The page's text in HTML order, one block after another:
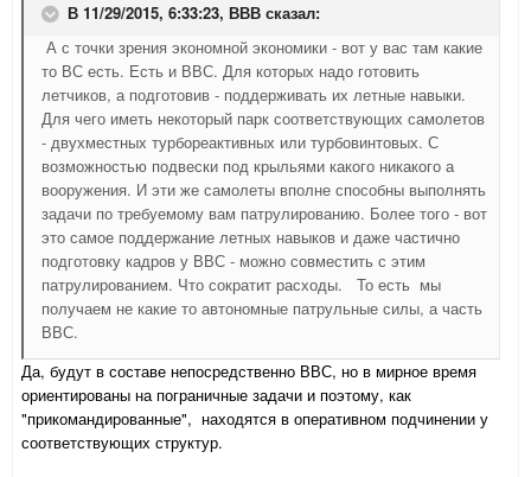
В 11/29/2015, 6:33:23, ВВВ сказал:
А с точки зрения экономной экономики - вот у вас там какие
то ВС есть. Есть и ВВС. Для которых надо готовить
летчиков, а подготовив - поддерживать их летные навыки.
Для чего иметь некоторый парк соответствующих самолетов
- двухместных турбореактивных или турбовинтовых. С
возможностью подвески под крыльями какого никакого а
вооружения. И эти же самолеты вполне способны выполнять
задачи по требуемому вам патрулированию. Более того - вот
это самое поддержание летных навыков и даже частично
подготовку кадров у ВВС - можно совместить с этим
патрулированием. Что сократит расходы. То есть мы
получаем не какие то автономные патрульные силы, а часть
ВВС.
Да, будут в составе непосредственно ВВС, но в мирное время
ориентированы на пограничные задачи и поэтому, как
"прикомандированные", находятся в оперативном подчинении у
соответствующих структур.